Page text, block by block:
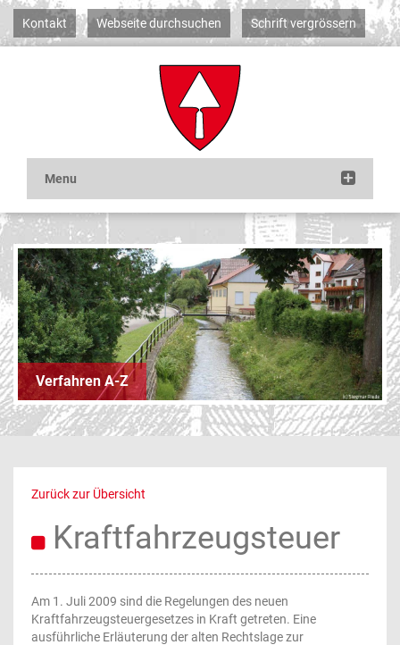
Kontakt Webseite durchsuchen Schrift vergrössern
Verfahren A-Z
Zurück zur Übersicht
Kraftfahrzeugsteuer
Am 1. Juli 2009 sind die Regelungen des neuen
Kraftfahrzeugsteuergesetzes in Kraft getreten. Eine
ausführliche Erläuterung der alten Rechtslage zur